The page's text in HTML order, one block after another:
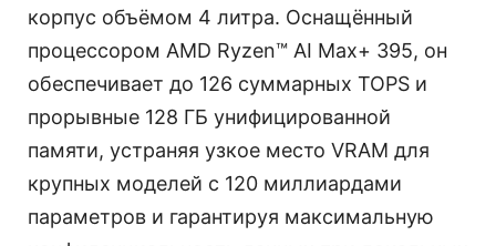
корпус объёмом 4 литра. Оснащённый
процессором AMD Ryzen™ AI Max+ 395, он
обеспечивает до 126 суммарных TOPS и
прорывные 128 ГБ унифицированной
памяти, устраняя узкое место VRAM для
крупных моделей с 120 миллиардами
параметров и гарантируя максимальную